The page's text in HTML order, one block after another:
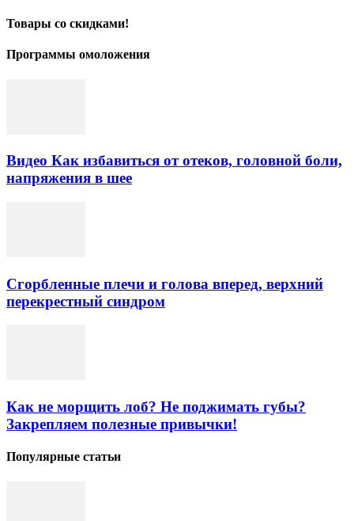
Товары со скидками!
Программы омоложения
Видео Как избавиться от отеков, головной боли,
напряжения в шее
Сгорбленные плечи и голова вперед, верхний
перекрестный синдром
Как не морщить лоб? Не поджимать губы?
Закрепляем полезные привычки!
Популярные статьи